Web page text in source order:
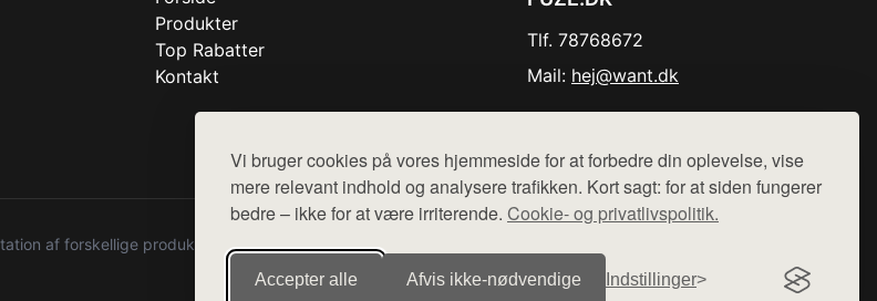
Vi bruger cookies på vores hjemmeside for at forbedre din oplevelse, vise
mere relevant indhold og analysere trafikken. Kort sagt: for at siden fungerer
bedre – ikke for at være irriterende. Cookie- og privatlivspolitik.
Accepter alle Afvis ikke‑nødvendige Indstillinger
Produkter
Top Rabatter
Kontakt
Tlf. 78768672
Mail: hej@want.dk
af forskellige produkter fra diverse webshops. Der sælges ikke varer fra denne side - vi henviser til de shops,